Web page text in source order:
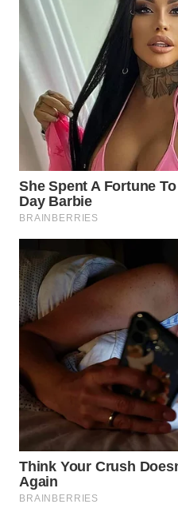
NATUNA
WN
BINTAN
WN
MANDALIKA
WN
LIKUPANG
BORNEO
Group
WAHANA
NEWS
WAHANA
TANI